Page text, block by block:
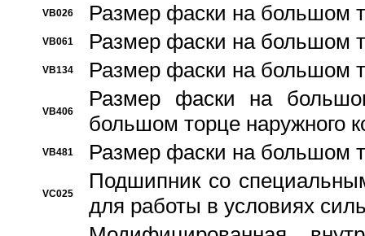
VB026 Размер фаски на большом
VB061 Размер фаски на большом
VB134 Размер фаски на большом
VB406
Размер фаски на
большом торце наружного
VB481 Размер фаски на большом
VC025
Подшипник со
для работы в условиях